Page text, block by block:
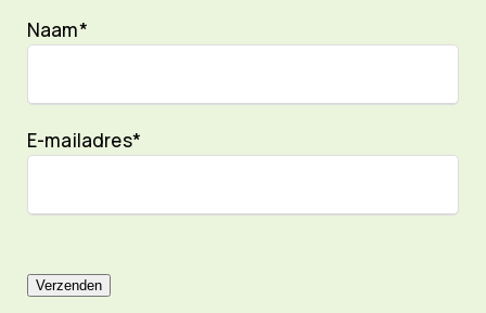
Naam*
E-mailadres*